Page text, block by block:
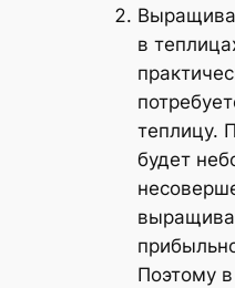
в
теплицу.
будет
Поэтому